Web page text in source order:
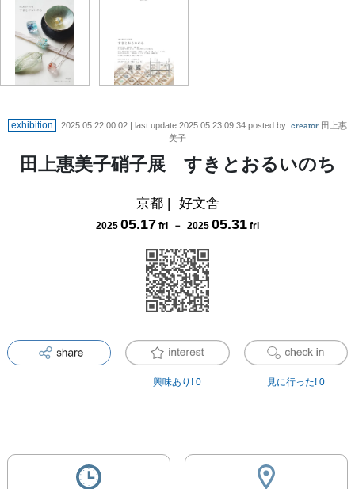
exhibition 2025.05.22 00:02 | last update 2025.05.23 09:34 posted by creator 田上惠
美子
田上惠美子硝子展 すきとおるいのち
京都| 好文舎
2025 05.17 fri － 2025 05.31 fri
興味あり! 0 見に行った! 0